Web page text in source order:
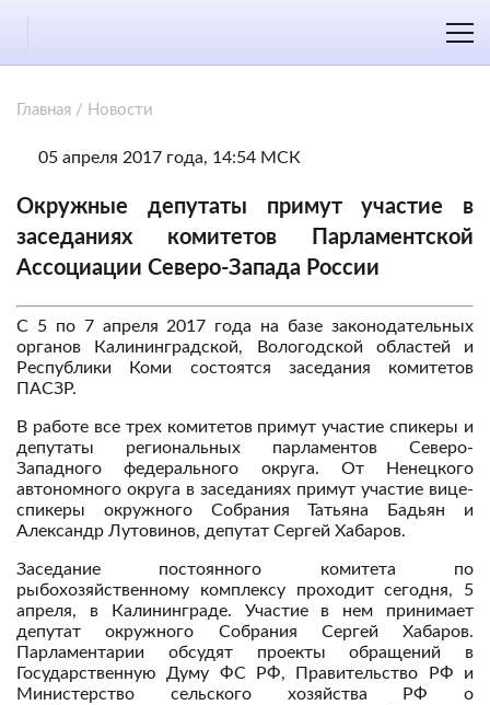
Главная / Новости
05 апреля 2017 года, 14:54 МСК
Окружные депутаты примут участие в
заседаниях комитетов Парламентской
Ассоциации Северо-Запада России
С 5 по 7 апреля 2017 года на базе законодательных
органов Калининградской, Вологодской областей и
Республики Коми состоятся заседания комитетов
ПАСЗР.
В работе все трех комитетов примут участие спикеры и
депутаты региональных парламентов Северо-
Западного федерального округа. От Ненецкого
автономного округа в заседаниях примут участие вице-
спикеры окружного Собрания Татьяна Бадьян и
Александр Лутовинов, депутат Сергей Хабаров.
Заседание постоянного комитета по
рыбохозяйственному комплексу проходит сегодня, 5
апреля, в Калининграде. Участие в нем принимает
депутат окружного Собрания Сергей Хабаров.
Парламентарии обсудят проекты обращений в
Государственную Думу ФС РФ, Правительство РФ и
Министерство сельского хозяйства РФ о